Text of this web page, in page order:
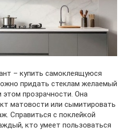
– купить самоклеящуюся
придать стеклам желаемый
этом прозрачности. Она
матовости или сымитировать
Справиться с поклейкой
кто умеет пользоваться